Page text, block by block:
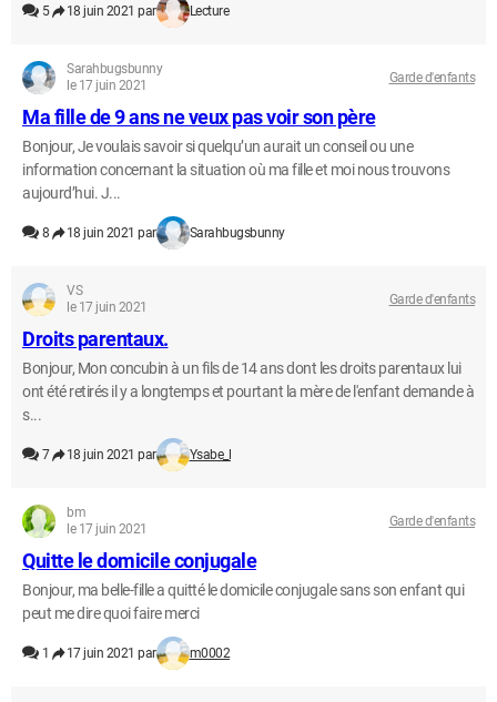
5 18 juin 2021 par Lecture
Sarahbugsbunny
le 17 juin 2021
Garde d'enfants
Ma fille de 9 ans ne veux pas voir son père
Bonjour, Je voulais savoir si quelqu’un aurait un conseil ou une
information concernant la situation où ma fille et moi nous trouvons
aujourd’hui. J...
8 18 juin 2021 par Sarahbugsbunny
VS
le 17 juin 2021
Garde d'enfants
Droits parentaux.
Bonjour, Mon concubin à un fils de 14 ans dont les droits parentaux lui
ont été retirés il y a longtemps et pourtant la mère de l'enfant demande à
s...
7 18 juin 2021 par Ysabe_l
bm
le 17 juin 2021
Garde d'enfants
Quitte le domicile conjugale
Bonjour, ma belle-fille a quitté le domicile conjugale sans son enfant qui
peut me dire quoi faire merci
1 17 juin 2021 par m0002